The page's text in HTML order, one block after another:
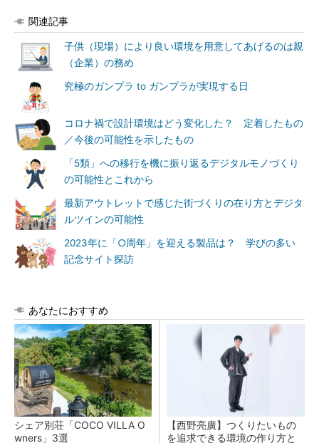
関連記事
子供（現場）により良い環境を用意してあげるのは親
（企業）の務め
究極のガンプラ to ガンプラが実現する日
コロナ禍で設計環境はどう変化した？ 定着したもの
／今後の可能性を示したもの
「5類」への移行を機に振り返るデジタルモノづくり
の可能性とこれから
最新アウトレットで感じた街づくりの在り方とデジタ
ルツインの可能性
2023年に「○周年」を迎える製品は？ 学びの多い
記念サイト探訪
あなたにおすすめ
シェア別荘「COCO VILLA O
wners」3選
【西野亮廣】つくりたいもの
を追求できる環境の作り方と